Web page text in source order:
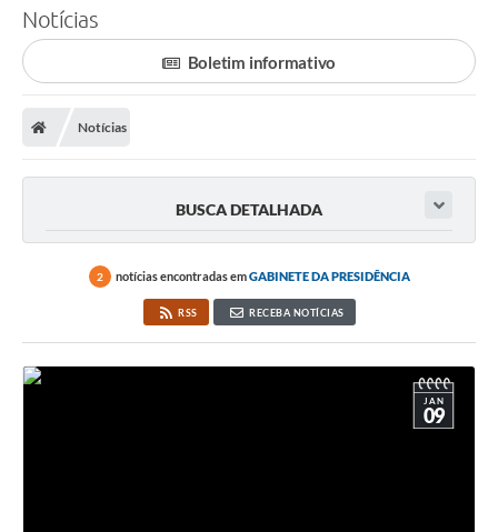
Notícias
Boletim informativo
Notícias
BUSCA DETALHADA
2 notícias encontradas emGABINETE DA PRESIDÊNCIA
RSS RECEBA NOTÍCIAS
JAN
09